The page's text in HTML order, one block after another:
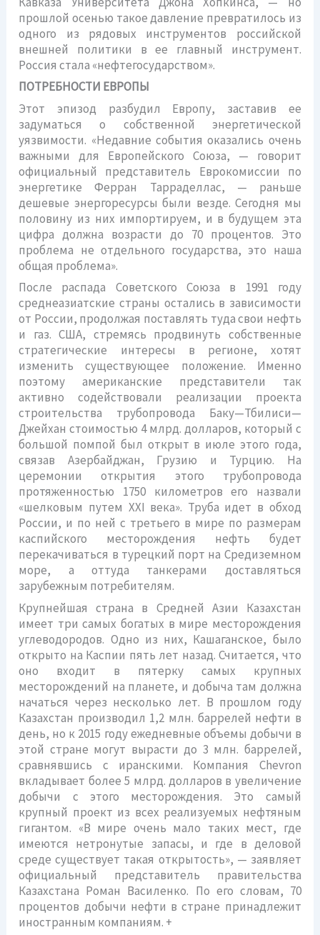
прошлой осенью такое давление превратилось из
одного из рядовых инструментов российской
внешней политики в ее главный инструмент.
Россия стала «нефтегосударством».
ПОТРЕБНОСТИ ЕВРОПЫ
Этот эпизод разбудил Европу, заставив ее
задуматься о собственной энергетической
уязвимости. «Недавние события оказались очень
важными для Европейского Союза, — говорит
официальный представитель Еврокомиссии по
энергетике Ферран Тарраделлас, — раньше
дешевые энергоресурсы были везде. Сегодня мы
половину из них импортируем, и в будущем эта
цифра должна возрасти до 70 процентов. Это
проблема не отдельного государства, это наша
общая проблема».
После распада Советского Союза в 1991 году
среднеазиатские страны остались в зависимости
от России, продолжая поставлять туда свои нефть
и газ. США, стремясь продвинуть собственные
стратегические интересы в регионе, хотят
изменить существующее положение. Именно
поэтому американские представители так
активно содействовали реализации проекта
строительства трубопровода Баку—Тбилиси—
Джейхан стоимостью 4 млрд. долларов, который с
большой помпой был открыт в июле этого года,
связав Азербайджан, Грузию и Турцию. На
церемонии открытия этого трубопровода
протяженностью 1750 километров его назвали
«шелковым путем ХХI века». Труба идет в обход
России, и по ней с третьего в мире по размерам
каспийского месторождения нефть будет
перекачиваться в турецкий порт на Средиземном
море, а оттуда танкерами доставляться
зарубежным потребителям.
Крупнейшая страна в Средней Азии Казахстан
имеет три самых богатых в мире месторождения
углеводородов. Одно из них, Кашаганское, было
открыто на Каспии пять лет назад. Считается, что
оно входит в пятерку самых крупных
месторождений на планете, и добыча там должна
начаться через несколько лет. В прошлом году
Казахстан производил 1,2 млн. баррелей нефти в
день, но к 2015 году ежедневные объемы добычи в
этой стране могут вырасти до 3 млн. баррелей,
сравнявшись с иранскими. Компания Chevron
вкладывает более 5 млрд. долларов в увеличение
добычи с этого месторождения. Это самый
крупный проект из всех реализуемых нефтяным
гигантом. «В мире очень мало таких мест, где
имеются нетронутые запасы, и где в деловой
среде существует такая открытость», — заявляет
официальный представитель правительства
Казахстана Роман Василенко. По его словам, 70
процентов добычи нефти в стране принадлежит
иностранным компаниям. +